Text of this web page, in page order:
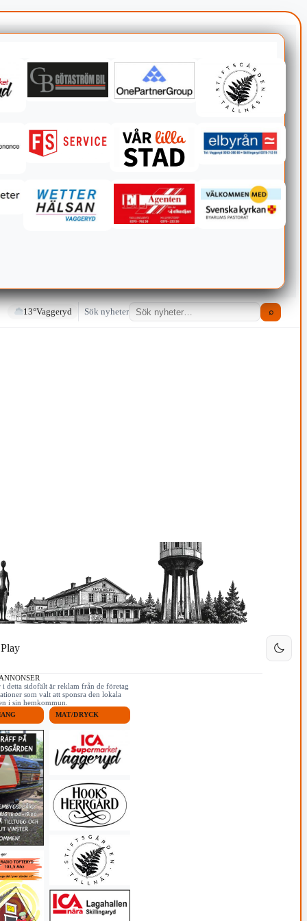
13°Vaggeryd Sök nyheter ⌕
Play
i detta sidofält är reklam från de företag
som valt att sponsra den lokala
i sin hemkommun.
MAT/DRYCK